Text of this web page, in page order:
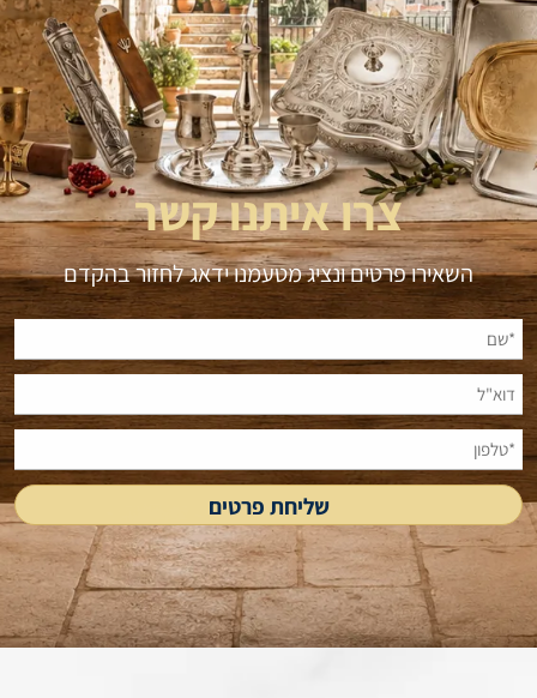
צרו איתנו קשר
השאירו פרטים ונציג מטעמנו ידאג לחזור בהקדם